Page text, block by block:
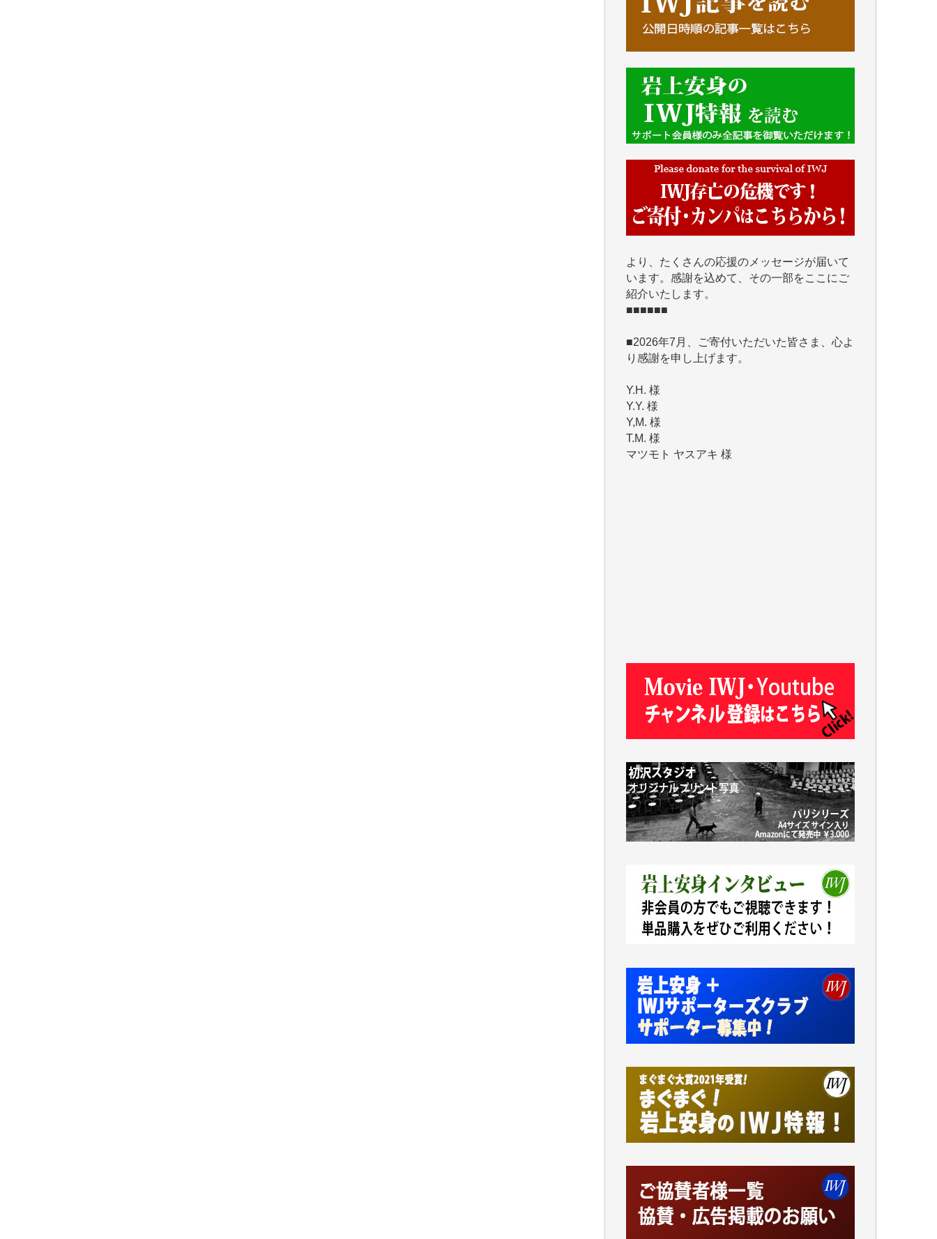
■■■■■■
IWJには、ご寄付・カンパをいただいた方々
紹介いたします。
■■■■■■
■2026年7月、ご寄付いただいた皆さま、心よ
Y.H. 様
Y,M. 様
T.M. 様
マツモト ヤスアキ 様
マシオン 恵美香 様
岩井 祐子 様
T.K. 様
ASAKO TAKAESU 様
マシオン恵美香 様
平野智生 様
徳山匡 様
金 盛起 様
塩川 晃平 様
松本益美 様
井出 隆太 様
及川昭男 様
藤田英之 様
藤岡比左志 様
井出 隆太 様
小池説夫 様
アオキカナメ 様
諸般の事情によりIWJ会費払えず今は非会員
です。市民側に立つ講演会にIWJのカメラマ
ンをよく拝見しております。コンテンツが失
われるのはあまりにもったいない。少しでも
お役立てください。（H.O.様）
今日、僅かですがカンパしました。（T.M.
様）
今日、僅かですがカンパしました。IWJの危
機を乗り切るには到底及ばない額ですが病気
パです。
かねてよりIWJが発してきた膨大な取材記事
や解説記事、そして各界の方々とのインタビ
ューは大袈裟ではなく、極めて重要な知的財
産だと思っています。